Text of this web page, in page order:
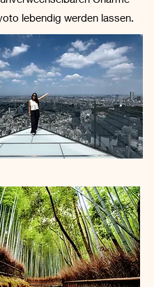
lebendig werden lassen.